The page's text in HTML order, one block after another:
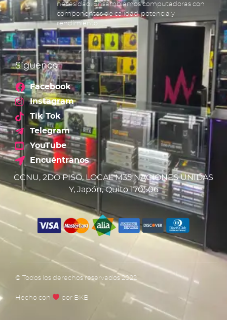
necesidad. Ensamblamos computadoras con
componentes de calidad, potencia y
rendimiento.
Síguenos
Facebook
Instagram
Tik Tok
Telegram
YouTube
Encuéntranos
CCNU, 2DO PISO, LOCAL M35 NACIONES UNIDAS
Y, Japón, Quito 170506
© Todos los derechos reservados 2022
Hecho con por BKB​​